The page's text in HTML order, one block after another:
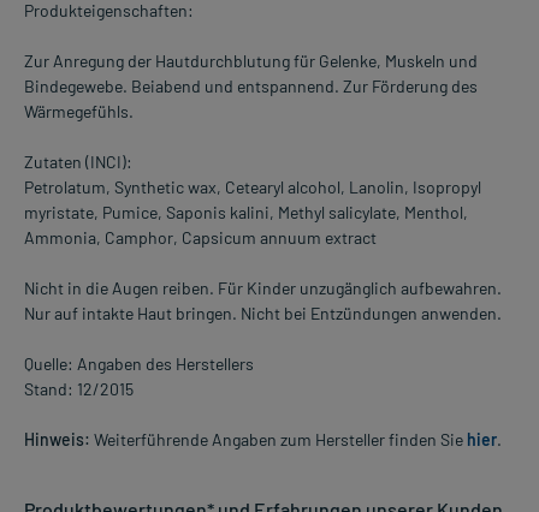
Produkteigenschaften:
Zur Anregung der Hautdurchblutung für Gelenke, Muskeln und
Bindegewebe. Beiabend und entspannend. Zur Förderung des
Wärmegefühls.
Zutaten (INCI):
Petrolatum, Synthetic wax, Cetearyl alcohol, Lanolin, Isopropyl
myristate, Pumice, Saponis kalini, Methyl salicylate, Menthol,
Ammonia, Camphor, Capsicum annuum extract
Nicht in die Augen reiben. Für Kinder unzugänglich aufbewahren.
Nur auf intakte Haut bringen. Nicht bei Entzündungen anwenden.
Quelle: Angaben des Herstellers
Stand: 12/2015
Hinweis: Weiterführende Angaben zum Hersteller finden Sie hier.